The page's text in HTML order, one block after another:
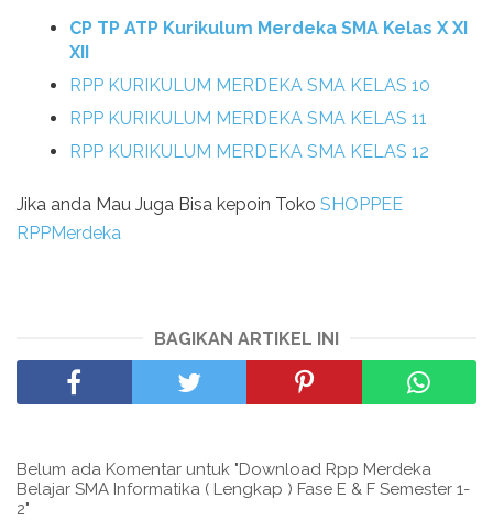
CP TP ATP Kurikulum Merdeka SMA Kelas X XI
XII
RPP KURIKULUM MERDEKA SMA KELAS 10
RPP KURIKULUM MERDEKA SMA KELAS 11
RPP KURIKULUM MERDEKA SMA KELAS 12
Jika anda Mau Juga Bisa kepoin Toko SHOPPEE
RPPMerdeka
BAGIKAN ARTIKEL INI
Belum ada Komentar untuk "Download Rpp Merdeka
Belajar SMA Informatika ( Lengkap ) Fase E & F Semester 1-
2"